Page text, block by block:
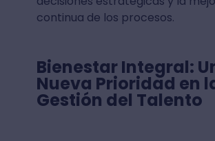
continua de los procesos.
Bienestar Integral:
Nueva Prioridad en
Gestión del Talento